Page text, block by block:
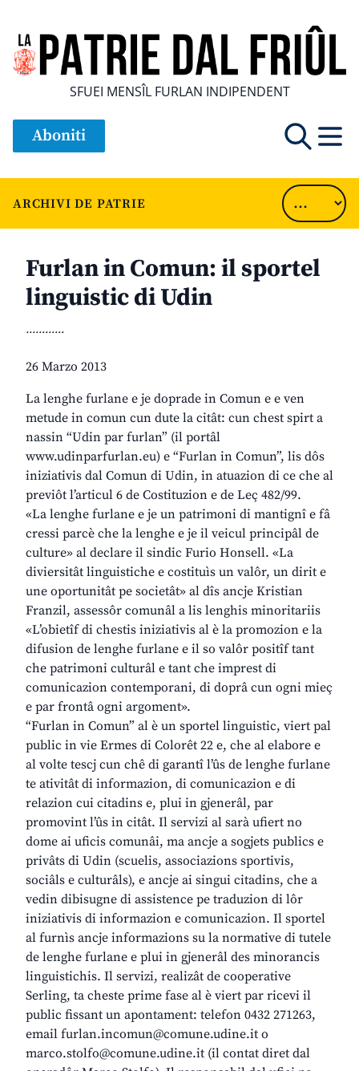
SFUEI MENSÎL FURLAN INDIPENDENT
Aboniti
ARCHIVI DE PATRIE
Furlan in Comun: il sportel
linguistic di Udin
............
26 Marzo 2013
La lenghe furlane e je doprade in Comun e e ven
metude in comun cun dute la citât: cun chest spirt a
nassin “Udin par furlan” (il portâl
www.udinparfurlan.eu) e “Furlan in Comun”, lis dôs
iniziativis dal Comun di Udin, in atuazion di ce che al
previôt l’articul 6 de Costituzion e de Leç 482/99.
«La lenghe furlane e je un patrimoni di mantignî e fâ
cressi parcè che la lenghe e je il veicul principâl de
culture» al declare il sindic Furio Honsell. «La
diviersitât linguistiche e costituìs un valôr, un dirit e
une oportunitât pe societât» al dîs ancje Kristian
Franzil, assessôr comunâl a lis lenghis minoritariis
«L’obietîf di chestis iniziativis al è la promozion e la
difusion de lenghe furlane e il so valôr positîf tant
che patrimoni culturâl e tant che imprest di
comunicazion contemporani, di doprâ cun ogni mieç
e par frontâ ogni argoment».
“Furlan in Comun” al è un sportel linguistic, viert pal
public in vie Ermes di Colorêt 22 e, che al elabore e
al volte tescj cun chê di garantî l’ûs de lenghe furlane
te ativitât di informazion, di comunicazion e di
relazion cui citadins e, plui in gjenerâl, par
promovint l’ûs in citât. Il servizi al sarà ufiert no
dome ai uficis comunâi, ma ancje a sogjets publics e
privâts di Udin (scuelis, associazions sportivis,
sociâls e culturâls), e ancje ai singui citadins, che a
vedin dibisugne di assistence pe traduzion di lôr
iniziativis di informazion e comunicazion. Il sportel
al furnìs ancje informazions su la normative di tutele
de lenghe furlane e plui in gjenerâl des minorancis
linguistichis. Il servizi, realizât de cooperative
Serling, ta cheste prime fase al è viert par ricevi il
public fissant un apontament: telefon 0432 271263,
email furlan.incomun@comune.udine.it o
marco.stolfo@comune.udine.it (il contat diret dal